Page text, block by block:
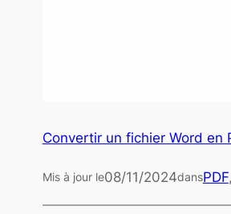
Convertir un fichier Word en
Mis à jour le08/11/2024dansPDF,